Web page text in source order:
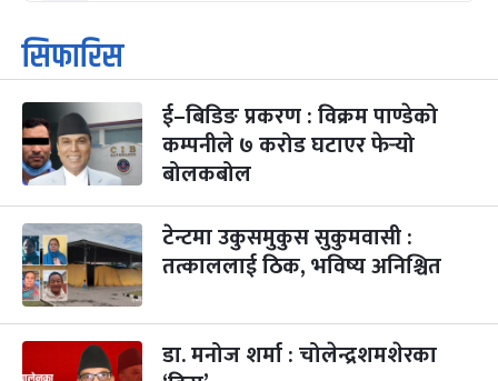
१
आइत
कार्तिक सङ्क्रान्ति
कार्तिक १, २०८३
३
मंगल
महानवमी
कार्तिक ३, २०८३-Oct 20, 2026
२ महिना बाँकी
४
५
बिहि
पापा‌ङ्कुशा एकादशी व्रत
कार्तिक ५, २०८३
२ महिना बाँकी
आइत
कुकुर तिहार
कार्तिक २२, २०८३-Nov 8, 2026
३ महिना बाँकी
सिफारिस
ई–बिडिङ प्रकरण : विक्रम पाण्डेको
कम्पनीले ७ करोड घटाएर फेर्‍यो
बोलकबोल
टेन्टमा उकुसमुकुस सुकुमवासी :
तत्काललाई ठिक, भविष्य अनिश्चित
डा. मनोज शर्मा : चोलेन्द्रशमशेरका